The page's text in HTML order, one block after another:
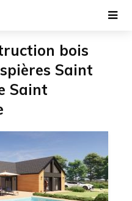
bois
Saint
Saint